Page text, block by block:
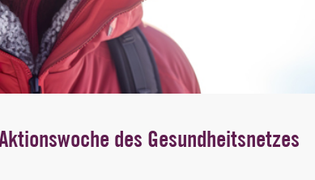
des Gesundheitsnetzes